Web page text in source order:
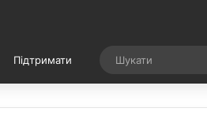
Підтримати Випадкова стаття